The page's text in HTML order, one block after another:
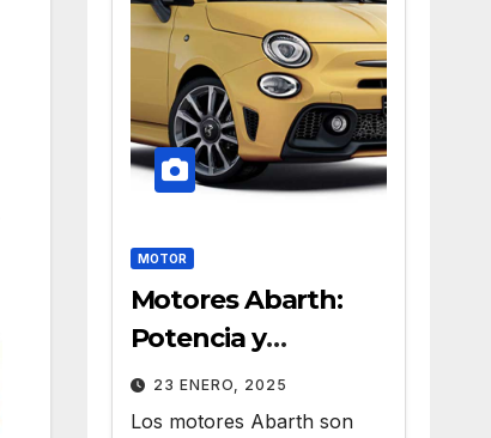
MOTOR
Motores Abarth:
Potencia y
Durabilidad que
Perduran en el
23 ENERO, 2025
Los motores Abarth son